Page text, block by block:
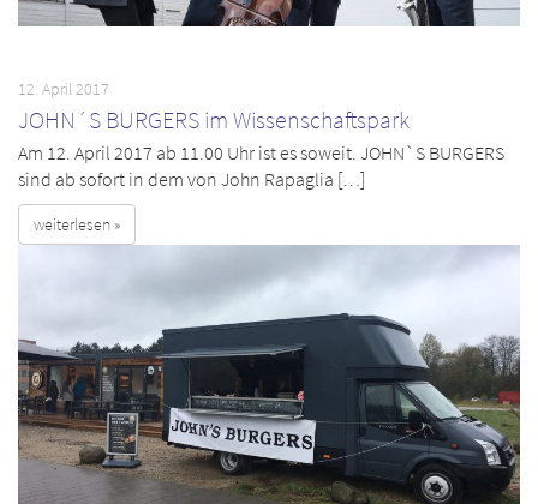
12. April 2017
JOHN´S BURGERS im Wissenschaftspark
Am 12. April 2017 ab 11.00 Uhr ist es soweit. JOHN`S BURGERS
sind ab sofort in dem von John Rapaglia […]
weiterlesen »